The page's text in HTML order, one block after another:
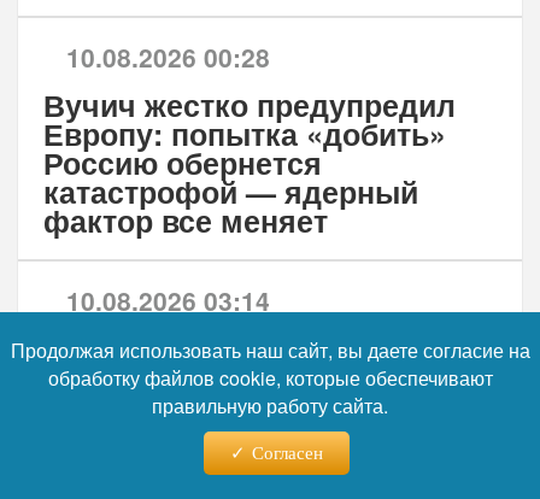
10.08.2026 00:28
Вучич жестко предупредил
Европу: попытка «добить»
Россию обернется
катастрофой — ядерный
фактор все меняет
10.08.2026 03:14
Половина Приднестровья
хочет в Россию: 60 тысяч
подали заявки на паспорта
после указа Путина
Продолжая использовать наш сайт, вы даете согласие на
обработку файлов cookie, которые обеспечивают
правильную работу сайта.
Согласен